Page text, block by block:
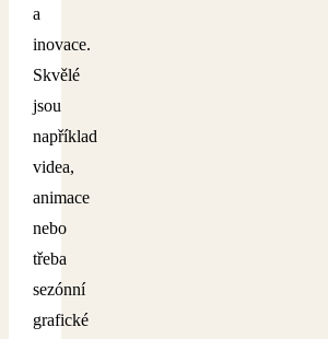
a
inovace.
Skvělé
jsou
například
videa,
animace
nebo
třeba
sezónní
grafické